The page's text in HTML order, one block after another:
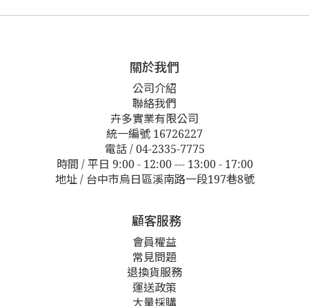
關於我們
公司介紹
聯絡我們
卉多實業有限公司
統一編號 16726227
電話 / 04-2335-7775
時間 / 平日 9:00 - 12:00 --- 13:00 - 17:00
地址 / 台中市烏日區溪南路一段197巷8號
顧客服務
會員權益
常見問題
退換貨服務
運送政策
大量採購